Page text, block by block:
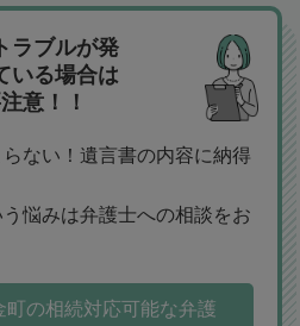
ラブルが発
いる場合は
意！！
ない！遺言書の内容に納得
悩みは弁護士への相談をお
町の相続対応可能な弁護